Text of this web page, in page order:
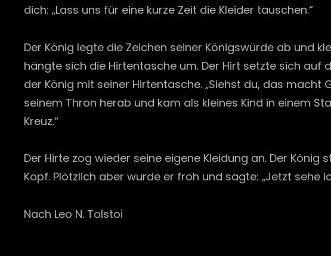
dich: „Lass uns für eine kurze Zeit die Kleider tauschen.“
Der König legte die Zeichen seiner Königswürde ab und
hängte sich die Hirtentasche um. Der Hirt setzte sich
der König mit seiner Hirtentasche. „Siehst du, das
seinem Thron herab und kam als kleines Kind in einem
Kreuz.“
Der Hirte zog wieder seine eigene Kleidung an. Der
Kopf. Plötzlich aber wurde er froh und sagte: „Jetzt sehe
Nach Leo N. Tolstoi